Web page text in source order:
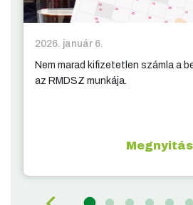
2026. január 6.
Nem marad kifizetetlen számla a
az RMDSZ munkája.
Megnyitás